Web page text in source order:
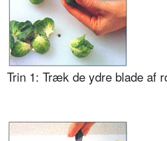
Trin 1: Træk de ydre blade af